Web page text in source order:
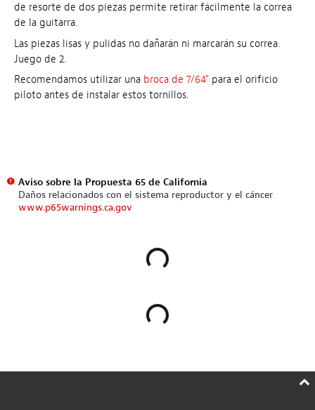
de resorte de dos piezas permite retirar fácilmente la correa
de la guitarra.
Las piezas lisas y pulidas no dañarán ni marcarán su correa.
Juego de 2.
Recomendamos utilizar una broca de 7/64" para el orificio
piloto antes de instalar estos tornillos.
Aviso sobre la Propuesta 65 de California
Daños relacionados con el sistema reproductor y el cáncer
www.p65warnings.ca.gov